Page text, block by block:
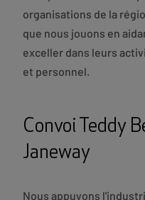
organisations de la
que nous jouons en
exceller dans leurs
et personnel.
Convoi Teddy
Janeway
Nous appuyons